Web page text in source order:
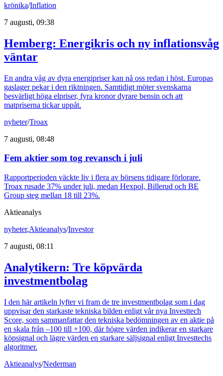
krönika/Inflation
7 augusti, 09:38
Hemberg: Energikris och ny inflationsvåg
väntar
En andra våg av dyra energipriser kan nå oss redan i höst. Europas
gaslager pekar i den riktningen. Samtidigt möter svenskarna
besvärligt höga elpriser, fyra kronor dyrare bensin och att
matpriserna tickar uppåt.
nyheter/Troax
7 augusti, 08:48
Fem aktier som tog revansch i juli
Rapportperioden väckte liv i flera av börsens tidigare förlorare.
Troax rusade 37% under juli, medan Hexpol, Billerud och BE
Group steg mellan 18 till 23%.
Aktieanalys
nyheter,Aktieanalys/Investor
7 augusti, 08:11
Analytikern: Tre köpvärda
investmentbolag
I den här artikeln lyfter vi fram de tre investmentbolag som i dag
uppvisar den starkaste tekniska bilden enligt vår nya Investtech
Score, som sammanfattar den tekniska bedömningen av en aktie på
en skala från –100 till +100, där högre värden indikerar en starkare
köpsignal och lägre värden en starkare säljsignal enligt Investtechs
algoritmer.
Aktieanalys/Nederman